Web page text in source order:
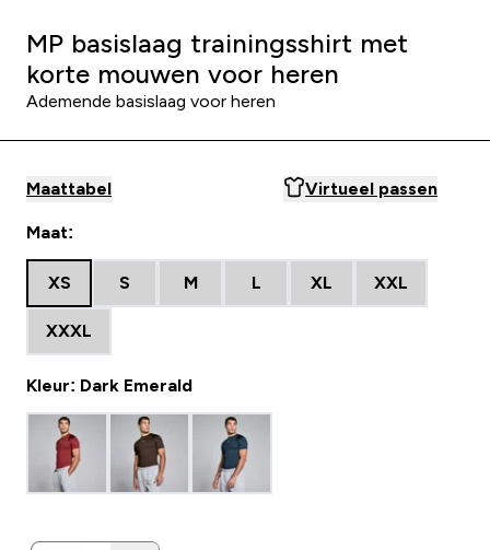
MP basislaag trainingsshirt met
korte mouwen voor heren
Ademende basislaag voor heren
Maattabel Virtueel passen
Maat:
XS S M L XL XXL
XXXL
Kleur: Dark Emerald